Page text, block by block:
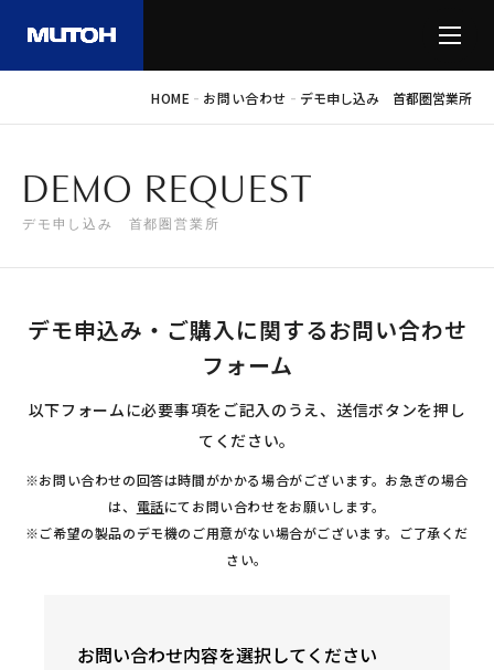
HOME - お問い合わせ - デモ申し込み 首都圏営業所
DEMO REQUEST
デモ申し込み 首都圏営業所
デモ申込み・ご購入に関するお問い合わせ
フォーム
以下フォームに必要事項をご記入のうえ、送信ボタンを押し
てください。
※お問い合わせの回答は時間がかかる場合がございます。お急ぎの場合
は、 電話にてお問い合わせをお願いします。
※ご希望の製品のデモ機のご用意がない場合がございます。ご了承くだ
さい。
お問い合わせ内容を選択してください